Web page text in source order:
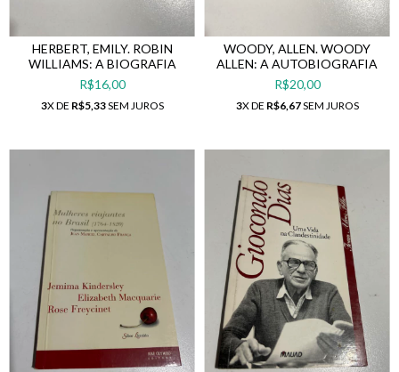
HERBERT, EMILY. ROBIN
WILLIAMS: A BIOGRAFIA
R$16,00
3X DE R$5,33SEM JUROS
WOODY, ALLEN. WOODY
ALLEN: A AUTOBIOGRAFIA
R$20,00
3X DE R$6,67SEM JUROS